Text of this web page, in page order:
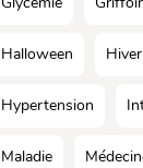
Halloween Hiver
Hypertension
Maladie